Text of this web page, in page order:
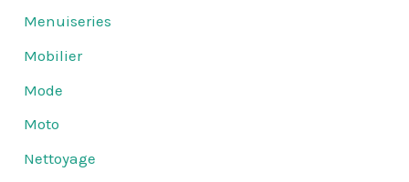
Menuiseries
Mobilier
Mode
Moto
Nettoyage